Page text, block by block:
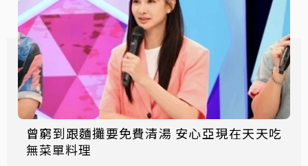
曾窮到跟麵攤要免費清湯 安心亞現在天天吃
無菜單料理